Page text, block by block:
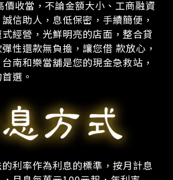
價收當，不論金額大小、工商融資
信助人，息低保密，手續簡便，
經營，光鮮明亮的店面，整合貸
性還款無負擔，讓您借 款放心，
南和樂當舖是您的現金急救站，
選。
利率作為利息的標準，按月計息